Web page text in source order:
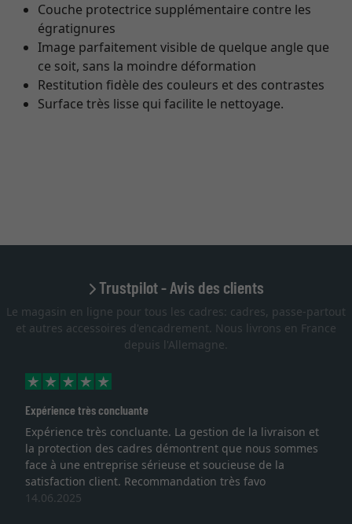
Couche protectrice supplémentaire contre les
égratignures
Image parfaitement visible de quelque angle que
ce soit, sans la moindre déformation
Restitution fidèle des couleurs et des contrastes
Surface très lisse qui facilite le nettoyage.
Trustpilot - Avis des clients
Le magasin en ligne pour tous les cadres: cadres, passe-partout
et autres accessoires d'encadrement. Nous livrons en France
depuis l'Allemagne.
la livraison et
nous sommes
de la
favo
Excellent
Je recherchais un cadre sur mesure pour
lithographie, je suis tombée sur ce site.
qualité sont au rendez vous. Emballage
service et livraison dans les temps.